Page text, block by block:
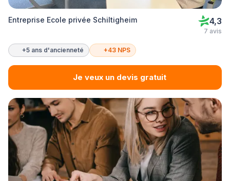
Entreprise Ecole privée Schiltigheim 4,3
7 avis
+5 ans d'ancienneté +43 NPS
Je veux un devis gratuit